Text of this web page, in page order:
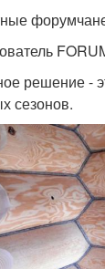
решение -
сезонов.